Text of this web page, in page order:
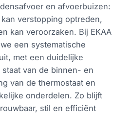
en afvoerbuizen:
verstopping optreden,
kan veroorzaken. Bij EKAA
een systematische
met een duidelijke
van de binnen- en
van de thermostaat en
onderdelen. Zo blijft
stil en efficiënt